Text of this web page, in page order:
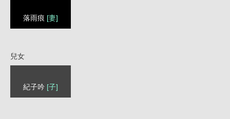
落雨痕 [妻]
兒女
紀子吟 [子]